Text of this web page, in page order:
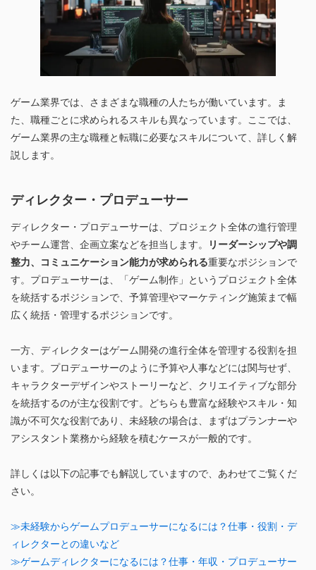
ゲーム業界では、さまざまな職種の人たちが働いています。ま
た、職種ごとに求められるスキルも異なっています。ここでは、
ゲーム業界の主な職種と転職に必要なスキルについて、詳しく解
説します。
ディレクター・プロデューサー
ディレクター・プロデューサーは、プロジェクト全体の進行管理
やチーム運営、企画立案などを担当します。
リーダーシップや調
整力、コミュニケーション能力が求められる重要なポジションで
す。プロデューサーは、「ゲーム制作」というプロジェクト全体
を統括するポジションで、予算管理やマーケティング施策まで幅
広く統括・管理するポジションです。
一方、ディレクターはゲーム開発の進行全体を管理する役割を担
います。プロデューサーのように予算や人事などには関与せず、
キャラクターデザインやストーリーなど、クリエイティブな部分
を統括するのが主な役割です。どちらも豊富な経験やスキル・知
識が不可欠な役割であり、未経験の場合は、まずはプランナーや
アシスタント業務から経験を積むケースが一般的です。
詳しくは以下の記事でも解説していますので、あわせてご覧くだ
さい。
≫未経験からゲームプロデューサーになるには？仕事・役割・デ
ィレクターとの違いなど
≫ゲームディレクターになるには？仕事・年収・プロデューサー